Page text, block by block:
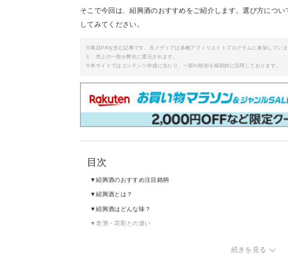
そこで今回は、紹興酒のおすすめをご紹介します。選び方につ
してみてください。
※商品PRを含む記事です。当メディアは各種アフィリエイトプログラムに参加してい
と、売上の一部が弊社に還元されます。
※本サイトではコンテンツ作成に当たり、一部AI技術を補助的に活用しております。
目次
紹興酒のおすすめ注目銘柄
紹興酒とは？
紹興酒はどんな味？
老酒・花彫との違い
続きを見る